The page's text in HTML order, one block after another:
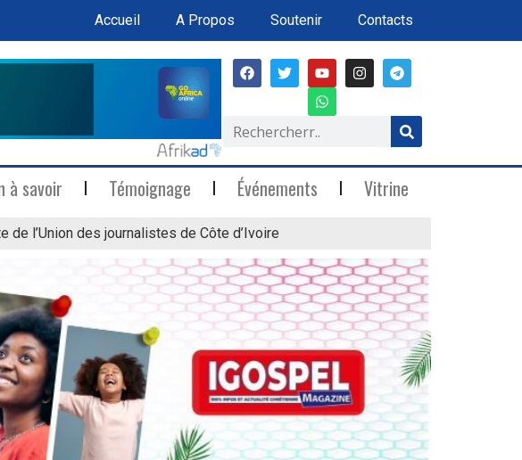
Accueil A Propos Soutenir Contacts
à savoir Témoignage Événements Vitrine
de l’Union des journalistes de Côte d’Ivoire